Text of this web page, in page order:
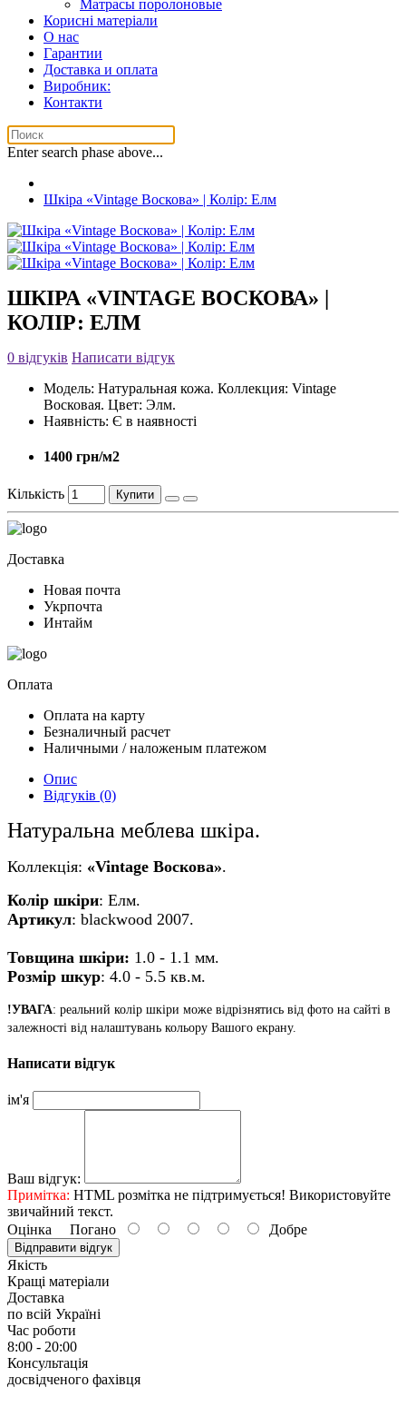
Матрасы поролоновые
Корисні матеріали
О нас
Гарантии
Доставка и оплата
Виробник:
Контакти
Enter search phase above...
Шкіра «Vintage Воскова» | Колір: Елм
ШКІРА «VINTAGE ВОСКОВА» |
КОЛІР: ЕЛМ
0 відгуків Написати відгук
Модель: Натуральная кожа. Коллекция: Vintage
Восковая. Цвет: Элм.
Наявність: Є в наявності
1400 грн/м2
Кількість Купити
Доставка
Новая почта
Укрпочта
Интайм
Оплата
Оплата на карту
Безналичный расчет
Наличными / наложеным платежом
Опис
Відгуків (0)
Натуральна меблева шкіра.
Коллекція: «Vintage Воскова».
Колір шкіри: Елм.
Артикул: blackwood 2007.
Товщина шкіри: 1.0 - 1.1 мм.
Розмір шкур: 4.0 - 5.5 кв.м.
!УВАГА: реальний колір шкіри може відрізнятись від фото на сайті в
залежності від налаштувань кольору Вашого екрану.
Написати відгук
ім'я
Ваш відгук:
Примітка: HTML розмітка не підтримується! Використовуйте
звичайний текст.
Оцінка Погано Добре
Відправити відгук
Якість
Кращі матеріали
Доставка
по всій Україні
Час роботи
8:00 - 20:00
Консультація
досвідченого фахівця